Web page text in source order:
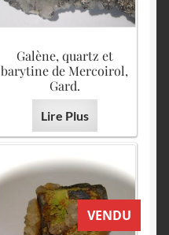
Galène, quartz et
barytine de Mercoirol,
Gard.
Lire Plus
VENDU